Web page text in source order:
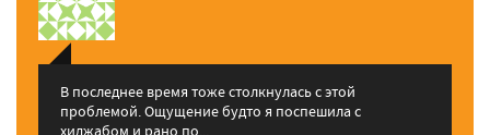
В последнее время тоже столкнулась с этой
проблемой. Ощущение будто я поспешила с
хиджабом и рано по...